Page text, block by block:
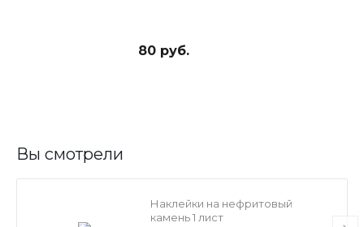
80 руб.
Вы смотрели
Наклейки на нефритовый
камень 1 лист